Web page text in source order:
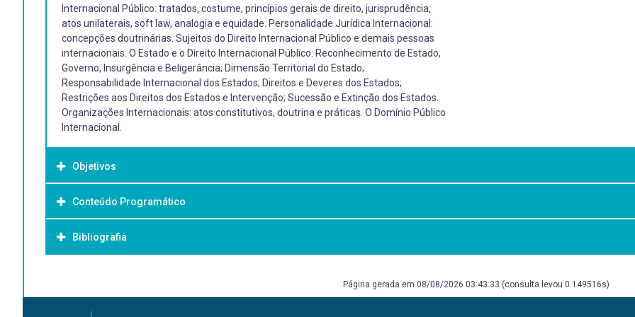
Internacional Público: tratados, costume, princípios gerais de direito, jurisprudência,
atos unilaterais, soft law, analogia e equidade. Personalidade Jurídica Internacional:
concepções doutrinárias. Sujeitos do Direito Internacional Público e demais pessoas
internacionais. O Estado e o Direito Internacional Público: Reconhecimento de Estado,
Governo, Insurgência e Beligerância; Dimensão Territorial do Estado;
Responsabilidade Internacional dos Estados; Direitos e Deveres dos Estados;
Restrições aos Direitos dos Estados e Intervenção; Sucessão e Extinção dos Estados.
Organizações Internacionais: atos constitutivos, doutrina e práticas. O Domínio Público
Internacional.
Objetivos
Objetivo Geral:
Levar o aluno a ser capaz de operar descritiva e conceitualmente, as categorias
jurídicas, epistemológicas e filosóficas fundamentais para o estudo e a aplicação
meio de análises críticas da aplicação do Direito Internacional Público no mundo
Conteúdo Programático
Bibliografia
ALBUQUERQUE MELLO, Celso. Curso de Direito Internacional Público. 15ª. Rio de Janeiro: Ed. Livraria e Editora Renovar, 2004,
Página gerada em 08/08/2026 03:43:33 (consulta levou 0.149516s)